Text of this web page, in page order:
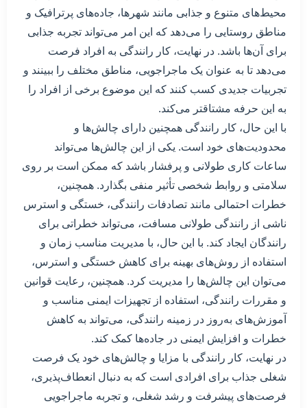
محیط‌های متنوع و جذابی مانند شهرها، جاده‌های پرترافیک و
مناطق روستایی را می‌دهد که این امر می‌تواند تجربه جذابی
برای آن‌ها باشد. در نهایت، کار رانندگی به افراد فرصت
می‌دهد تا به عنوان یک ماجراجویی، مناطق مختلف را ببینند و
تجربیات جدیدی کسب کنند که این موضوع برخی از افراد را
به این حرفه مشتاقتر می‌کند.
با این حال، کار رانندگی همچنین دارای چالش‌ها و
محدودیت‌های خود است. یکی از این چالش‌ها می‌تواند
ساعات کاری طولانی و پرفشار باشد که ممکن است بر روی
سلامتی و روابط شخصی تأثیر منفی بگذارد. همچنین،
خطرات احتمالی مانند تصادفات رانندگی، خستگی و استرس
ناشی از رانندگی طولانی مسافت، می‌تواند خطراتی برای
رانندگان ایجاد کند. با این حال، با مدیریت مناسب زمان و
استفاده از روش‌های بهینه برای کاهش خستگی و استرس،
می‌توان این چالش‌ها را مدیریت کرد. همچنین، رعایت قوانین
و مقررات رانندگی، استفاده از تجهیزات ایمنی مناسب و
آموزش‌های به‌روز در زمینه رانندگی، می‌تواند به کاهش
خطرات و افزایش ایمنی در جاده‌ها کمک کند.
در نهایت، کار رانندگی با مزایا و چالش‌های خود یک فرصت
شغلی جذاب برای افرادی است که به دنبال انعطاف‌پذیری،
فرصت‌های پیشرفت و رشد شغلی، و تجربه ماجراجویی